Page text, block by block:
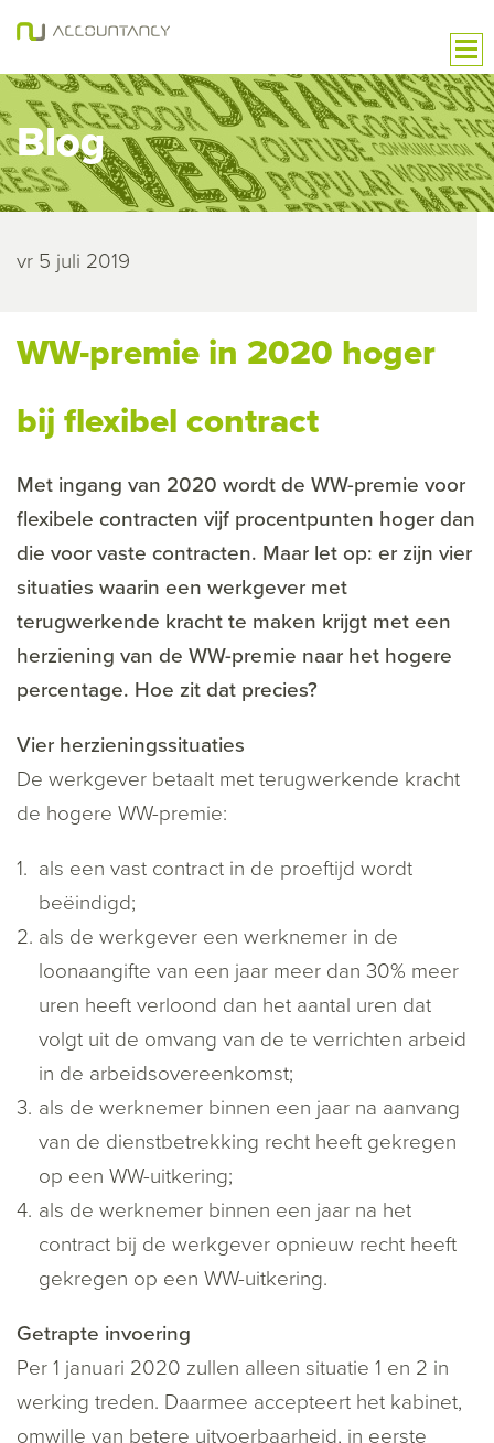
Blog
vr 5 juli 2019
WW-premie in 2020 hoger
bij flexibel contract
Met ingang van 2020 wordt de WW-premie voor
flexibele contracten vijf procentpunten hoger dan
die voor vaste contracten. Maar let op: er zijn vier
situaties waarin een werkgever met
terugwerkende kracht te maken krijgt met een
herziening van de WW-premie naar het hogere
percentage. Hoe zit dat precies?
Vier herzieningssituaties
De werkgever betaalt met terugwerkende kracht
de hogere WW-premie:
als een vast contract in de proeftijd wordt
beëindigd;
als de werkgever een werknemer in de
loonaangifte van een jaar meer dan 30% meer
uren heeft verloond dan het aantal uren dat
volgt uit de omvang van de te verrichten arbeid
in de arbeidsovereenkomst;
als de werknemer binnen een jaar na aanvang
van de dienstbetrekking recht heeft gekregen
op een WW-uitkering;
als de werknemer binnen een jaar na het
contract bij de werkgever opnieuw recht heeft
gekregen op een WW-uitkering.
Getrapte invoering
Per 1 januari 2020 zullen alleen situatie 1 en 2 in
werking treden. Daarmee accepteert het kabinet,
omwille van betere uitvoerbaarheid, in eerste